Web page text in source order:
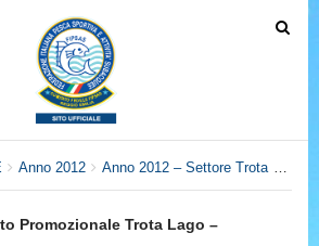
T
Anno 2012 Anno 2012 – Settore Trota 3ª
Promozionale Trota Lago –